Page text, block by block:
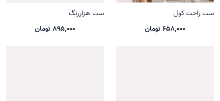
ست راحت کول
658,000 تومان
ست هزاررنگ
895,000 تومان